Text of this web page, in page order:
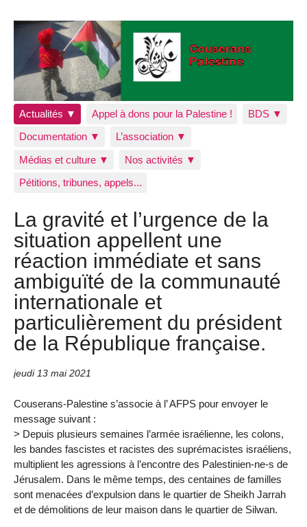
Actualités ▼ Appel à dons pour la Palestine !
BDS ▼
Documentation ▼
L’association ▼
Médias et culture ▼
Nos activités ▼
Pétitions, tribunes, appels...
La gravité et l’urgence de la
situation appellent une
réaction immédiate et sans
ambiguïté de la communauté
internationale et
particulièrement du président
de la République française.
jeudi 13 mai 2021
Couserans-Palestine s’associe à l’ AFPS pour envoyer le
message suivant :
> Depuis plusieurs semaines l’armée israélienne, les colons,
les bandes fascistes et racistes des suprémacistes israéliens,
multiplient les agressions à l’encontre des Palestinien-ne-s de
Jérusalem. Dans le même temps, des centaines de familles
sont menacées d’expulsion dans le quartier de Sheikh Jarrah
et de démolitions de leur maison dans le quartier de Silwan.